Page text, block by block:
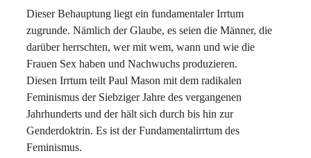
Dieser Behauptung liegt ein fundamentaler Irrtum
zugrunde. Nämlich der Glaube, es seien die Männer, die
darüber herrschten, wer mit wem, wann und wie die
Frauen Sex haben und Nachwuchs produzieren.
Diesen Irrtum teilt Paul Mason mit dem radikalen
Feminismus der Siebziger Jahre des vergangenen
Jahrhunderts und der hält sich durch bis hin zur
Genderdoktrin. Es ist der Fundamentalirrtum des
Feminismus.